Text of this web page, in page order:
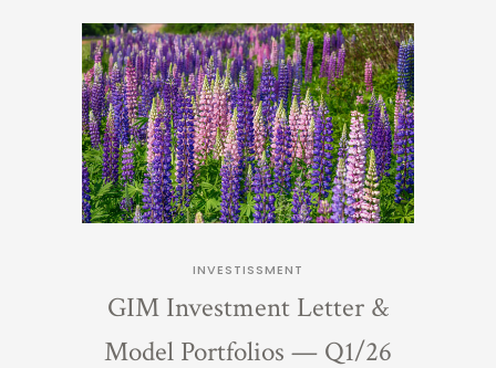
INVESTISSMENT
GIM Investment Letter &
Model Portfolios — Q1/26